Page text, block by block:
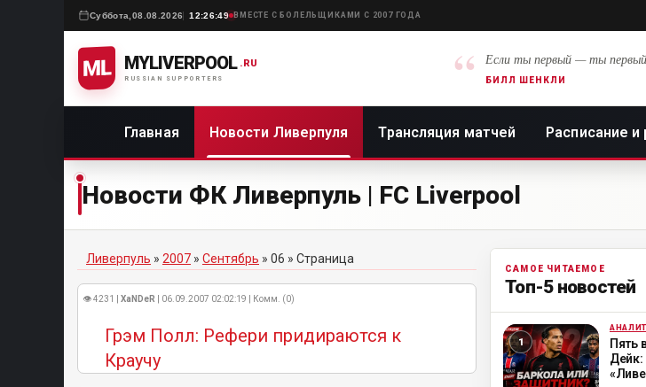
Суббота, 08.08.2026 12:26:49 ВМЕСТЕ С БОЛЕЛЬЩИКАМИ С 2007 ГОДА
ML MYLIVERPOOL
RUSSIAN SUPPORTERS
.RU “ Если ты первый — ты
БИЛЛ ШЕНКЛИ
Главная Новости Ливерпуля Трансляция матчей Расписание и
Новости ФК Ливерпуль | FC Liverpool
Ливерпуль » 2007 » Сентябрь » 06 » Страница
👁 4231 | XaNDeR | 06.09.2007 02:02:19 | Комм. (0)
Грэм Полл: Рефери придираются к
Краучу
САМОЕ ЧИТАЕМОЕ
Топ-5 новостей
ML
Пять
Дейк: